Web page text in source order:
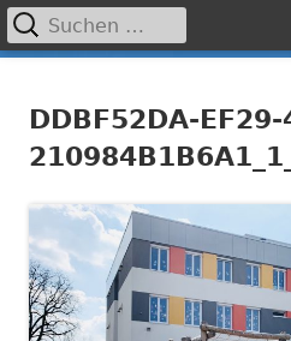
zum
Primäres
Suchen
nach:
DDBF52DA-